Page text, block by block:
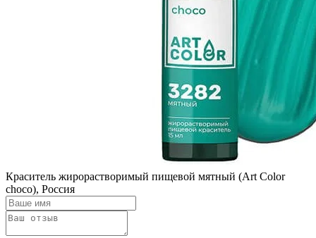
Краситель жирорастворимый пищевой мятный (Art Color
choco), Россия